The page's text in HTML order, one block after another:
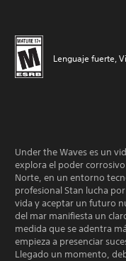
Lenguaje fuerte,
Under the Waves es un
explora el poder
Norte, en un entorno
profesional Stan lucha
vida y aceptar un futuro
del mar manifiesta un
medida que se adentra
empieza a presenciar
Llegado un momento,